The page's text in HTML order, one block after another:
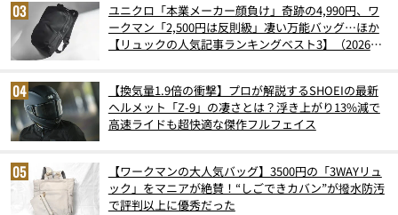
ユニクロ「本業メーカー顔負け」奇跡の4,990円、ワ
ークマン「2,500円は反則級」凄い万能バッグ…ほか
【リュックの人気記事ランキングベスト3】（2026年
【換気量1.9倍の衝撃】プロが解説するSHOEIの最新
ヘルメット「Z-9」の凄さとは？浮き上がり13%減で
高速ライドも超快適な傑作フルフェイス
【ワークマンの大人気バッグ】3500円の「3WAYリュ
ック」をマニアが絶賛！“しごできカバン”が撥水防汚
で評判以上に優秀だった